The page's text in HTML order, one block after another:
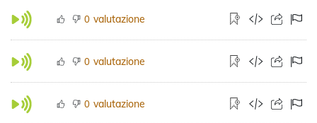
0 valutazione
0 valutazione
0 valutazione